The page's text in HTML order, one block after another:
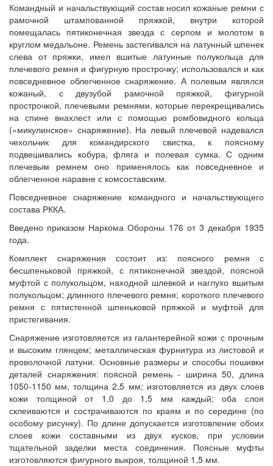
Командный и начальствующий состав носил кожаные ремни с
рамочной штампованной пряжкой, внутри которой
помещалась пятиконечная звезда с серпом и молотом в
круглом медальоне. Ремень застегивался на латунный шпенек
слева от пряжки, имел вшитые латунные полукольца для
плечевого ремня и фигурную прострочку; использовался и как
повседневное облегченное снаряжение. А полевым являлся
кожаный, с двузубой рамочной пряжкой, фигурной
прострочкой, плечевыми ремнями, которые перекрещивались
на спине внахлест или с помощью ромбовидного кольца
(«микулинское» снаряжение). На левый плечевой надевался
чехольчик для командирского свистка, к поясному
подвешивались кобура, фляга и полевая сумка. С одним
плечевым ремнем оно применялось как повседневное и
облегченное наравне с комсоставским.
Повседневное снаряжение командного и начальствующего
состава РККА.
Введено приказом Наркома Обороны 176 от 3 декабря 1935
года.
Комплект снаряжения состоит из: поясного ремня с
бесшпеньковой пряжкой, с пятиконечной звездой, поясной
муфтой с полукольцом, находной шлевкой и наглухо вшитым
полукольцом; длинного плечевого ремня; короткого плечевого
ремня с пятистенной шпеньковой пряжкой и муфтой для
пристегивания.
Снаряжение изготовляется из галантерейной кожи с прочным
и высоким глянцем; металлическая фурнитура из листовой и
проволочной латуни. Основные размеры и способы пошивки
деталей снаряжения: поясной ремень - ширина 50, длина
1050-1150 мм, толщина 2,5 мм; изготовляется из двух слоев
кожи толщиной от 1,0 до 1,5 мм каждый; оба слоя
склеиваются и сострачиваются по краям и по середине (по
особому рисунку). По длине допускается изготовление обоих
слоев кожи составными из двух кусков, при условии
тщательной заделки места соединения. Поясные муфты
изготовляются фигурного выкроя, толщиной 1,5 мм.